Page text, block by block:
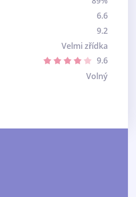
6.6
9.2
Velmi zřídka
9.6
Volný